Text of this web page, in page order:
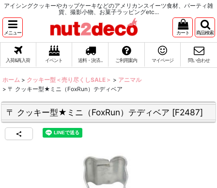
アイシングクッキーやカップケーキなどのアメリカンスイーツ食材、パーティ雑
貨、撮影小物、お菓子ラッピングetc...
メニュー カート 商品検索
入荷&再入荷 イベント 送料・決済... ご利用案内 マイページ 問い合わせ
ホーム > クッキー型＜売り尽くしSALE＞ > アニマル
> 〒 クッキー型★ミニ（FoxRun）テディベア
〒 クッキー型★ミニ（FoxRun）テディベア [F2487]